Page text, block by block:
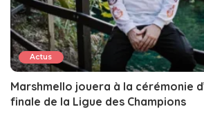
Actus
Marshmello jouera à la cérémonie
finale de la Ligue des Champions